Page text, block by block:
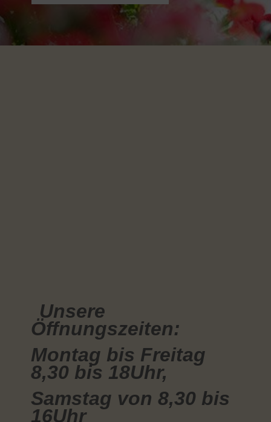
Unsere
Öffnungszeiten:
Montag bis Freitag
8,30 bis 18Uhr,
Samstag von 8,30 bis
16Uhr